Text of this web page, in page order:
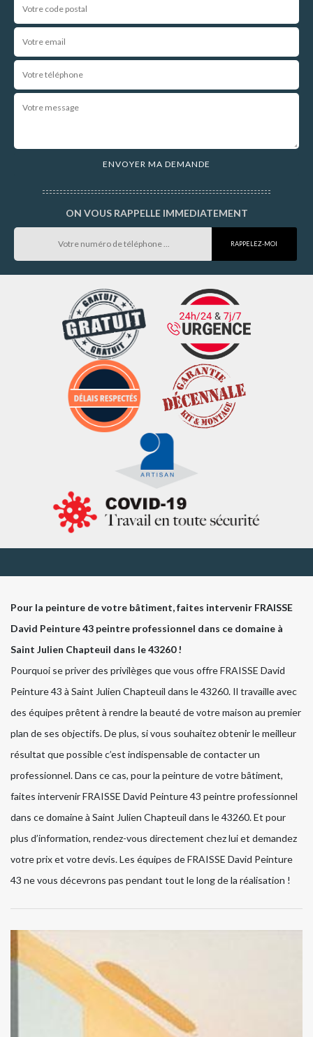
ON VOUS RAPPELLE IMMEDIATEMENT
Pour la peinture de votre bâtiment, faites intervenir FRAISSE
David Peinture 43 peintre professionnel dans ce domaine à
Saint Julien Chapteuil dans le 43260 !
Pourquoi se priver des privilèges que vous offre FRAISSE David
Peinture 43 à Saint Julien Chapteuil dans le 43260. Il travaille avec
des équipes prêtent à rendre la beauté de votre maison au premier
plan de ses objectifs. De plus, si vous souhaitez obtenir le meilleur
résultat que possible c’est indispensable de contacter un
professionnel. Dans ce cas, pour la peinture de votre bâtiment,
faites intervenir FRAISSE David Peinture 43 peintre professionnel
dans ce domaine à Saint Julien Chapteuil dans le 43260. Et pour
plus d’information, rendez-vous directement chez lui et demandez
votre prix et votre devis. Les équipes de FRAISSE David Peinture
43 ne vous décevrons pas pendant tout le long de la réalisation !